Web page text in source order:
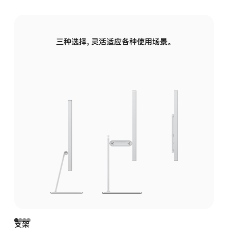
三种选择，灵活适应各种使用场景。
支架